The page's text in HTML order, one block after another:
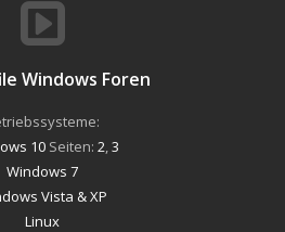
Windows Foren
10Seiten: 2 3
Windows 7
Vista & XP
Linux